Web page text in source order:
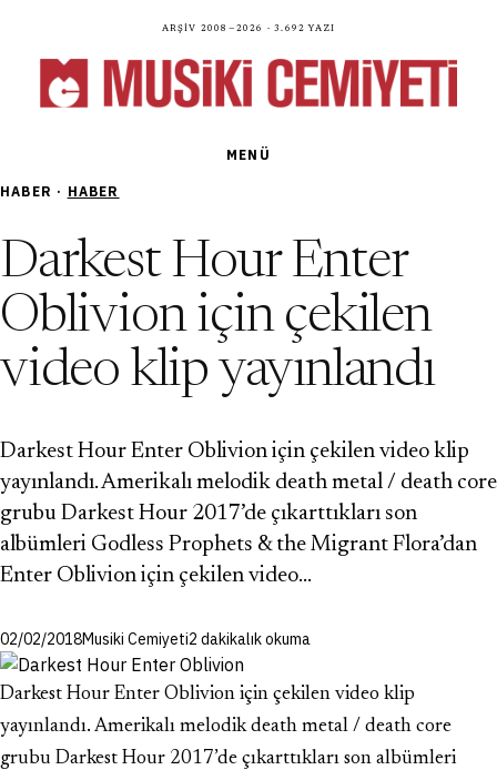
Arşiv 2008—2026 · 3.692 yazı
MENÜ
HABER · HABER
Darkest Hour Enter
Oblivion için çekilen
video klip yayınlandı
Darkest Hour Enter Oblivion için çekilen video klip
yayınlandı. Amerikalı melodik death metal / death core
grubu Darkest Hour 2017’de çıkarttıkları son
albümleri Godless Prophets & the Migrant Flora’dan
Enter Oblivion için çekilen video…
02/02/2018Musiki Cemiyeti2 dakikalık okuma
Darkest Hour Enter Oblivion için çekilen video klip
yayınlandı. Amerikalı melodik death metal / death core
grubu Darkest Hour 2017’de çıkarttıkları son albümleri